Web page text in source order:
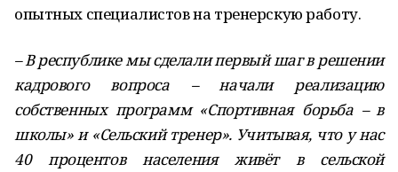
опытных специалистов на тренерскую работу.
– В республике мы сделали первый шаг в решении
кадрового вопроса – начали реализацию
собственных программ «Спортивная борьба – в
школы» и «Сельский тренер». Учитывая, что у нас
40 процентов населения живёт в сельской